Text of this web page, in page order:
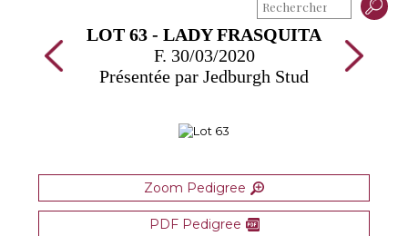
LOT 63 - LADY FRASQUITA
F. 30/03/2020
Présentée par Jedburgh Stud
Zoom Pedigree
PDF Pedigree